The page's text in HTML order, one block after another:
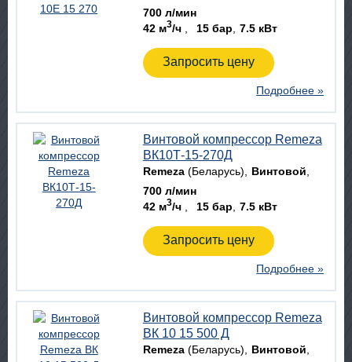
700 л/мин
42 м3/ч 15 бар 7.5 кВт
Запросить цену
Подробнее »
Винтовой компрессор Remeza
ВК10Т-15-270Д
Remeza(Беларусь)
Винтовой
700 л/мин
42 м3/ч 15 бар 7.5 кВт
Запросить цену
Подробнее »
Винтовой компрессор Remeza
ВК 10 15 500 Д
Remeza(Беларусь)
Винтовой